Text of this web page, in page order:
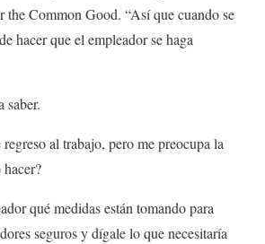
Common Good. “Así que cuando se
hacer que el empleador se haga
saber.
al trabajo, pero me preocupa la
qué medidas están tomando para
seguros y dígale lo que necesitaría